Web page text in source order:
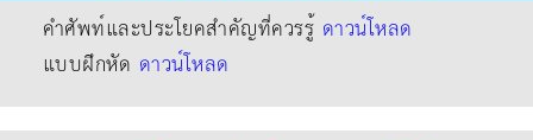
คำศัพท์และประโยคสำคัญที่ควรรู้ ดาวน์โหลด
แบบฝึกหัด ดาวน์โหลด